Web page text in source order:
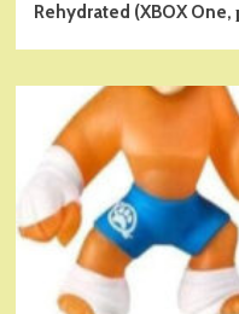
Rehydrated (XBOX One,